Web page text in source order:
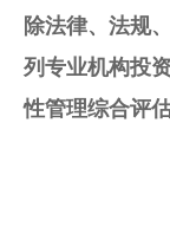
除法律、法规
列专业机构投
性管理综合评估